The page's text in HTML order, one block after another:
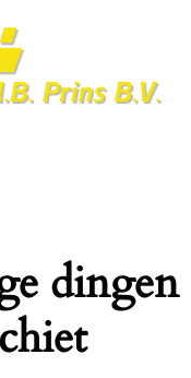
dingen